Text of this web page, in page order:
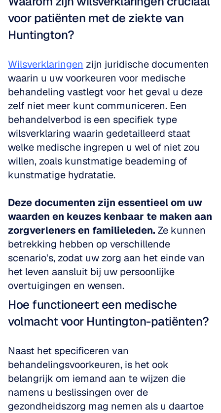
voor patiënten met de ziekte van
Huntington?
Wilsverklaringen zijn juridische documenten
waarin u uw voorkeuren voor medische
behandeling vastlegt voor het geval u deze
zelf niet meer kunt communiceren. Een
behandelverbod is een specifiek type
wilsverklaring waarin gedetailleerd staat
welke medische ingrepen u wel of niet zou
willen, zoals kunstmatige beademing of
kunstmatige hydratatie.
Deze documenten zijn essentieel om uw
waarden en keuzes kenbaar te maken aan
zorgverleners en familieleden. Ze kunnen
betrekking hebben op verschillende
scenario's, zodat uw zorg aan het einde van
het leven aansluit bij uw persoonlijke
overtuigingen en wensen.
Hoe functioneert een medische
volmacht voor Huntington-patiënten?
Naast het specificeren van
behandelingsvoorkeuren, is het ook
belangrijk om iemand aan te wijzen die
namens u beslissingen over de
gezondheidszorg mag nemen als u daartoe